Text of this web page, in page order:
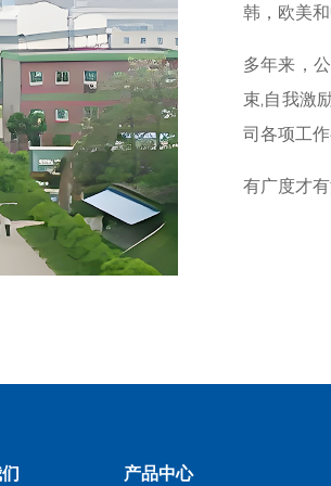
韩，欧美
多年来，
束,自我激
司各项工
有广度才
产品中心